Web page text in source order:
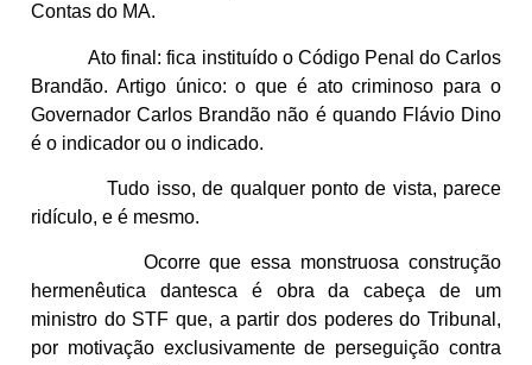
Contas do MA.
Ato final: fica instituído o Código Penal do Carlos
Brandão. Artigo único: o que é ato criminoso para o
Governador Carlos Brandão não é quando Flávio Dino
é o indicador ou o indicado.
Tudo isso, de qualquer ponto de vista, parece
ridículo, e é mesmo.
Ocorre que essa monstruosa construção
hermenêutica dantesca é obra da cabeça de um
ministro do STF que, a partir dos poderes do Tribunal,
por motivação exclusivamente de perseguição contra